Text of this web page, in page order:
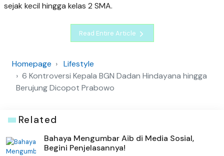
sejak kecil hingga kelas 2 SMA.
Read Entire Article
Homepage
Lifestyle
6 Kontroversi Kepala BGN Dadan Hindayana hingga
Berujung Dicopot Prabowo
Related
Bahaya Mengumbar Aib di Media Sosial,
Begini Penjelasannya!